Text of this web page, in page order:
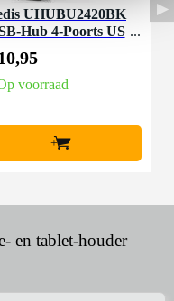
UHUBU2420BK
Hub 4-Poorts US
voorraad
+
en tablet-houder